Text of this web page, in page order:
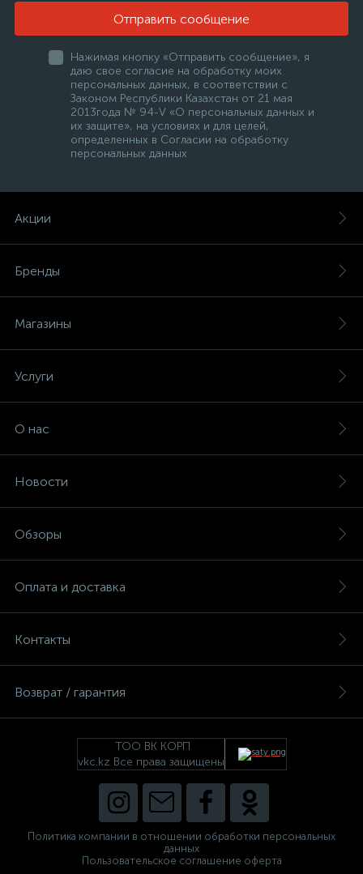
Отправить сообщение
Нажимая кнопку «Отправить сообщение», я
даю свое согласие на обработку моих
персональных данных, в соответствии с
Законом Республики Казахстан от 21 мая
2013года № 94-V «О персональных данных и
их защите», на условиях и для целей,
определенных в Согласии на обработку
персональных данных
Акции
Бренды
Магазины
Услуги
О нас
Новости
Обзоры
Оплата и доставка
Контакты
Возврат / гарантия
ТОО ВК КОРП
vkc.kz Все права защищены
Политика компании в отношении обработки персональных
данных
Пользовательское соглашение оферта